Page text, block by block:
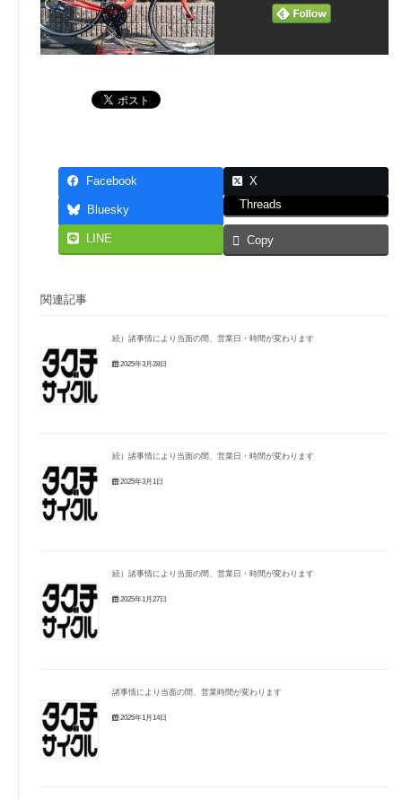
Facebook X
Bluesky Threads
LINE Copy
関連記事
続）諸事情により当面の間、営業日・時間が変わります
2025年3月28日
続）諸事情により当面の間、営業日・時間が変わります
2025年3月1日
続）諸事情により当面の間、営業日・時間が変わります
2025年1月27日
諸事情により当面の間、営業時間が変わります
2025年1月14日